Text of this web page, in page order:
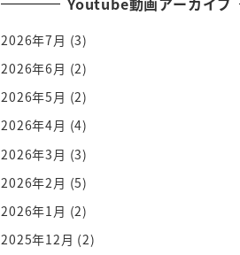
2026年7月 (3)
2026年6月 (2)
2026年5月 (2)
2026年4月 (4)
2026年3月 (3)
2026年2月 (5)
2026年1月 (2)
2025年12月 (2)